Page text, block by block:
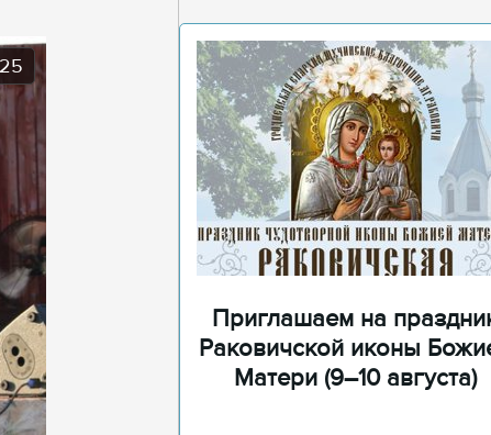
Приглашаем на
Раковичской иконы
Матери (9–10 августа)